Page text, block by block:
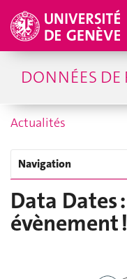
DONNÉES DE
Actualités
Navigation
Data Dates
évènement !